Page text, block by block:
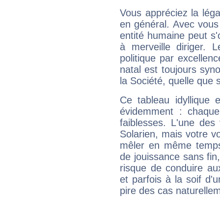
Vous appréciez la
en général. Avec
entité humaine peut
à merveille diriger.
politique par
natal est toujours
la Société, quelle que
Ce tableau idyllique
évidemment :
faiblesses. L'une
Solarien, mais votre
mêler en même
de jouissance sans
risque de conduire
et parfois à la soif
pire des cas